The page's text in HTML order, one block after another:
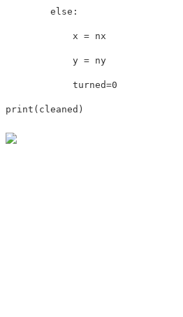
else :
            x
= nx
            y
= ny
            turned
=0
print ( cleaned )